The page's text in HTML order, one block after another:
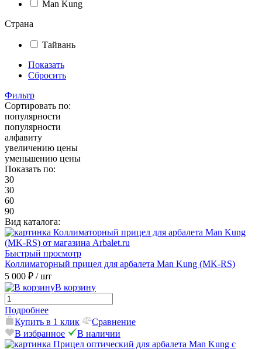
Man Kung
Страна
Тайвань
Показать
Сбросить
Фильтр
Сортировать по:
популярности
популярности
алфавиту
увеличению цены
уменьшению цены
Показать по:
30
30
60
90
Вид каталога:
Быстрый просмотр
Коллиматорный прицел для арбалета Man Kung (MK-RS)
5 000 ₽ / шт
В корзину
Подробнее
Купить в 1 клик
Сравнение
В избранное
В наличии